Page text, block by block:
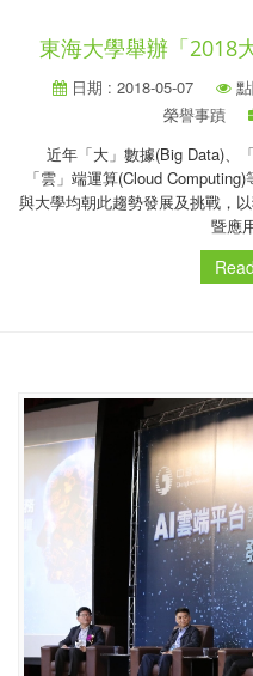
東海大學舉辦「2018
日期 : 2018-05-07
榮譽事蹟
近年「大」數據(Big Data)、
「雲」端運算(Cloud
與大學均朝此趨勢發展及挑戰，
暨應